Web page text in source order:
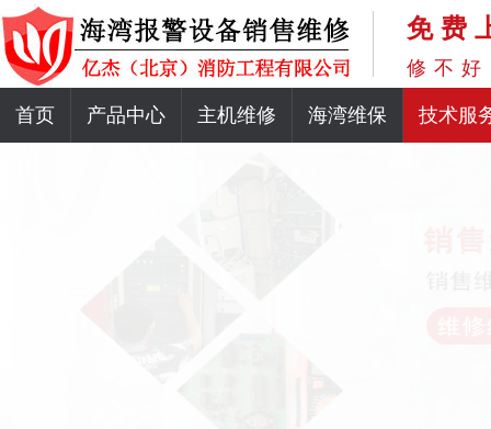
免费
修不
首页 产品中心 主机维修 海湾维保 技术服